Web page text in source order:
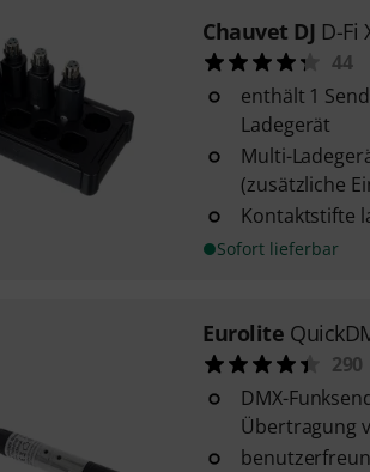
Chauvet DJ D-Fi
44
enthält 1
Ladegerät
Multi-
(zusätzliche
Kontaktstifte
Sofort lieferbar
Eurolite
290
DMX-
Übertragung